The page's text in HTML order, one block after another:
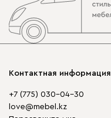
Контактная информация
+7 (775) 030-04-30
love@mebel.kz